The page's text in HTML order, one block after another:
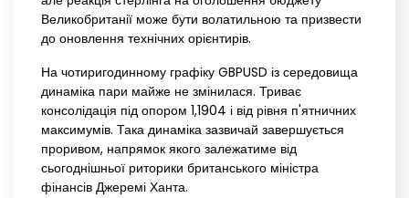
Великобританії може бути волатильною та призвести
до оновлення технічних орієнтирів.
На чотиригодинному графіку GBPUSD із середовища
динаміка пари майже не змінилася. Триває
консолідація під опором 1,1904 і від рівня п'ятничних
максимумів. Така динаміка зазвичай завершується
проривом, напрямок якого залежатиме від
сьогоднішньої риторики британського міністра
фінансів Джеремі Ханта.